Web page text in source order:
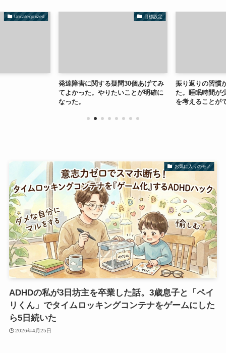
Uncategorized 目標設定
発達障害に関する疑問30個あげてみ
てよかった。やりたいことが明確に
なった。
振り返りの習慣
た。睡眠時間が
を考えることが
お気に入りのモノ
ADHDの私が3日坊主を卒業した話。3歳息子と「ペイ
リくん」でタイムロッキングコンテナをゲームにした
ら5日続いた
2026年4月25日